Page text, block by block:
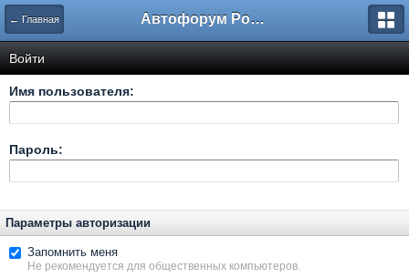
← Главная Автофорум Ростова-на-Дону
Войти
Имя пользователя:
Пароль:
Параметры авторизации
Запомнить меня
Не рекомендуется для общественных компьютеров.